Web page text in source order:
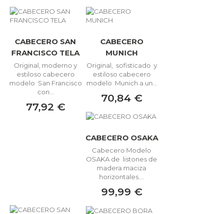
CABECERO SAN
FRANCISCO TELA
Original, moderno y
estiloso cabecero
modelo San Francisco
con...
77,92 €
CABECERO
MUNICH
Original, sofisticado y
estiloso cabecero
modelo Munich a un...
70,84 €
CABECERO OSAKA
Cabecero Modelo
OSAKA de listones de
madera maciza
horizontales....
99,99 €